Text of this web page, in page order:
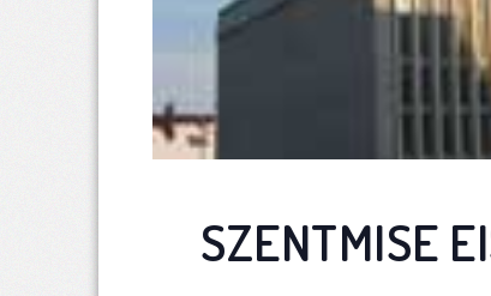
SZENTMISE